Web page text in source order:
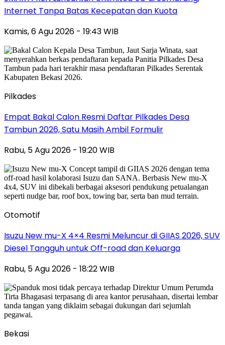
Internet Tanpa Batas Kecepatan dan Kuota
Kamis, 6 Agu 2026 - 19:43 WIB
Pilkades
Empat Bakal Calon Resmi Daftar Pilkades Desa
Tambun 2026, Satu Masih Ambil Formulir
Rabu, 5 Agu 2026 - 19:20 WIB
Otomotif
Isuzu New mu-X 4×4 Resmi Meluncur di GIIAS 2026, SUV
Diesel Tangguh untuk Off-road dan Keluarga
Rabu, 5 Agu 2026 - 18:22 WIB
Bekasi